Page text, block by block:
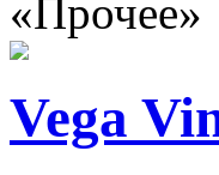
«Прочее»
Vega